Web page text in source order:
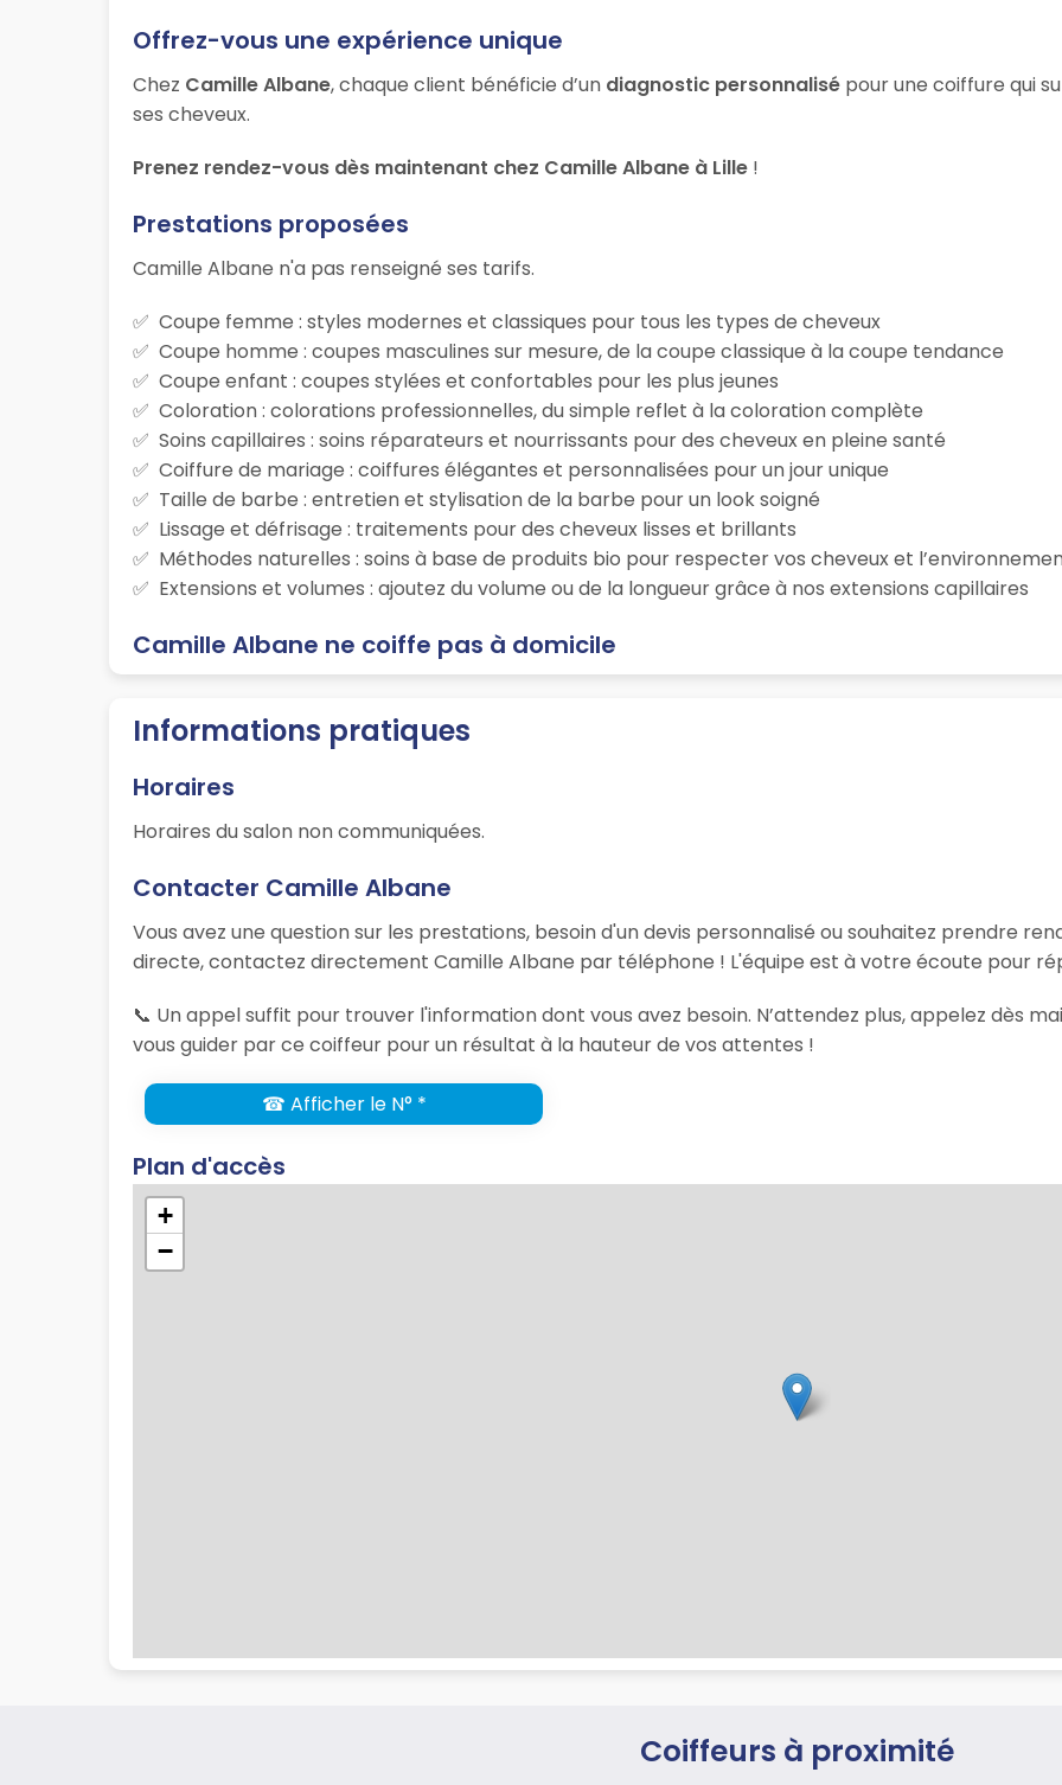
Offrez-vous une expérience unique
Chez Camille Albane, chaque client bénéficie d’un diagnostic personnalisé pour une coiffure qui
ses cheveux.
Prenez rendez-vous dès maintenant chez Camille Albane à Lille !
Prestations proposées
Camille Albane n'a pas renseigné ses tarifs.
Coupe femme : styles modernes et classiques pour tous les types de cheveux
Coupe homme : coupes masculines sur mesure, de la coupe classique à la coupe tendance
Coupe enfant : coupes stylées et confortables pour les plus jeunes
Coloration : colorations professionnelles, du simple reflet à la coloration complète
Soins capillaires : soins réparateurs et nourrissants pour des cheveux en pleine santé
Coiffure de mariage : coiffures élégantes et personnalisées pour un jour unique
Taille de barbe : entretien et stylisation de la barbe pour un look soigné
Lissage et défrisage : traitements pour des cheveux lisses et brillants
Méthodes naturelles : soins à base de produits bio pour respecter vos cheveux et
Extensions et volumes : ajoutez du volume ou de la longueur grâce à nos extensions capillaires
Camille Albane ne coiffe pas à domicile
Informations pratiques
Horaires
Horaires du salon non communiquées.
Contacter Camille Albane
Vous avez une question sur les prestations, besoin d'un devis personnalisé ou souhaitez prendre
directe, contactez directement Camille Albane par téléphone ! L'équipe est à votre écoute pour
📞 Un appel suffit pour trouver l'information dont vous avez besoin. N’attendez plus, appelez dès
vous guider par ce coiffeur pour un résultat à la hauteur de vos attentes !
☎ Afficher le N° *
Plan d'accès
+
−
Coiffeurs à proximité